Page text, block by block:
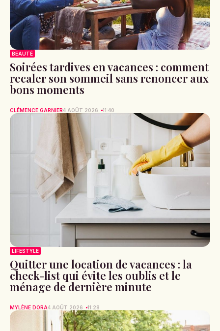
BEAUTÉ
Soirées tardives en vacances : comment
recaler son sommeil sans renoncer aux
bons moments
CLÉMENCE GARNIER4 AOÛT 2026 11:40
LIFESTYLE
Quitter une location de vacances : la
check-list qui évite les oublis et le
ménage de dernière minute
MYLÈNE DORA4 AOÛT 2026 11:28